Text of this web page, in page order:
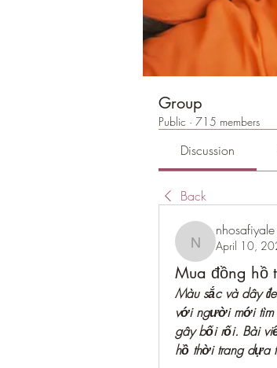
Group
Public · 715 members
Discussion
Back
nhosafiyale16
April 10,
Mua đồng hồ
Màu sắc và dây
với người mới tìm
gây bối rối. Bài
hồ thời trang dựa